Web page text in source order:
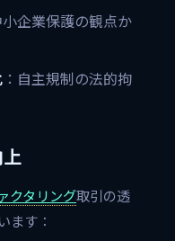
小企業保護の観点か
：自主規制の法的拘
クタリング取引の透
ます：